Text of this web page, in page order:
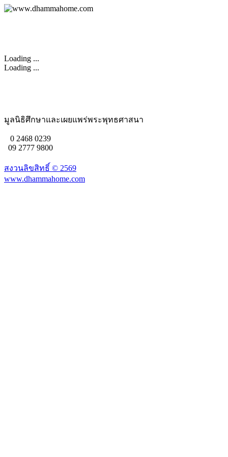
Loading ...
Loading ...
มูลนิธิศึกษาและเผยแพร่พระพุทธศาสนา
0 2468 0239
09 2777 9800
สงวนลิขสิทธิ์ © 2569
www.dhammahome.com